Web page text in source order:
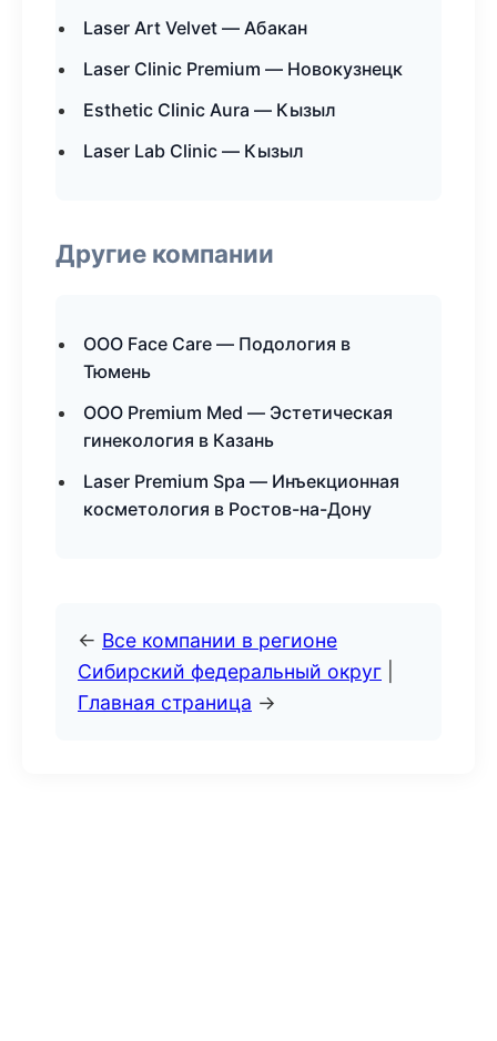
Laser Art Velvet — Абакан
Laser Clinic Premium — Новокузнецк
Esthetic Clinic Aura — Кызыл
Laser Lab Clinic — Кызыл
Другие компании
ООО Face Care — Подология в
Тюмень
ООО Premium Med — Эстетическая
гинекология в Казань
Laser Premium Spa — Инъекционная
косметология в Ростов-на-Дону
← Все компании в регионе
Сибирский федеральный округ
Главная страница →